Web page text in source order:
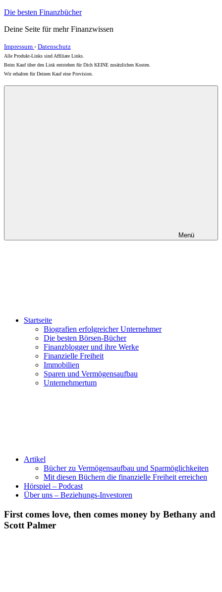
Zum
springen
Die besten Finanzbücher
Deine Seite für mehr Finanzwissen
Impressum - Datenschutz
Alle Produkt-Links sind Affiliate Links.
Beim Kauf über den Link entstehen für Dich KEINE zusätzlichen Kosten.
Wir erhalten für Deinen Kauf eine Provision.
Menü
Startseite
Biografien erfolgreicher Unternehmer
Die besten Börsen-Bücher
Finanzblogger und ihre Werke
Finanzielle Freiheit
Immobilien
Sparen und Vermögensaufbau
Unternehmertum
Artikel
Bücher zu Vermögensaufbau und Sparmöglichkeiten
Mit diesen Büchern die finanzielle Freiheit erreichen
Hörspiel – Podcast
Über uns – Beziehungs-Investoren
First comes love, then comes money by Bethany and
Scott Palmer